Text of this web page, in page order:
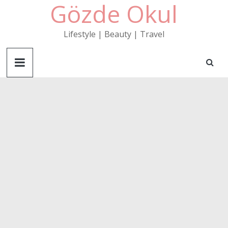
Gözde Okul
Lifestyle | Beauty | Travel